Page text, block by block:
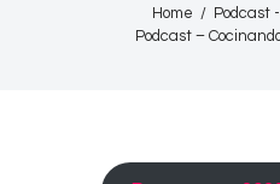
Home
Podcast
Podcast –
Podcast